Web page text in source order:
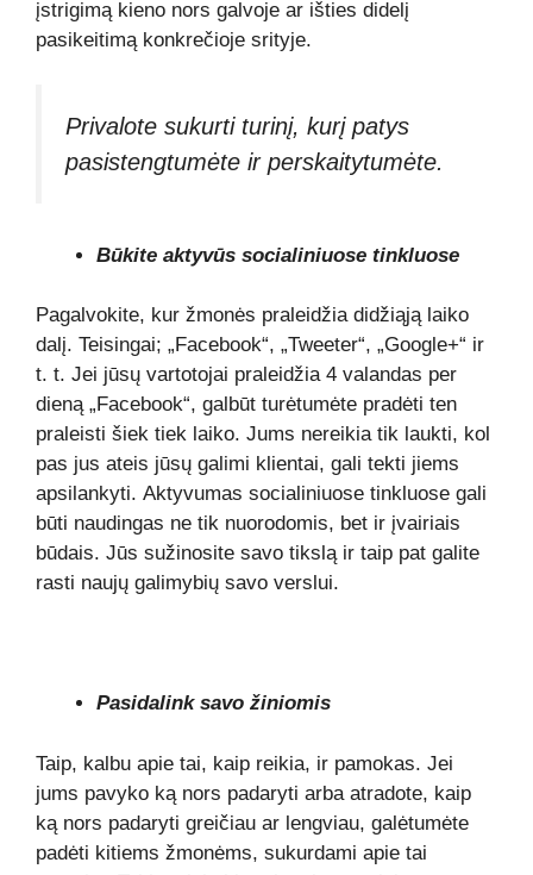
įstrigimą kieno nors galvoje ar išties didelį
pasikeitimą konkrečioje srityje.
Privalote sukurti turinį, kurį patys
pasistengtumėte ir perskaitytumėte.
Būkite aktyvūs socialiniuose tinkluose
Pagalvokite, kur žmonės praleidžia didžiąją laiko
dalį. Teisingai; „Facebook“, „Tweeter“, „Google+“ ir
t. t. Jei jūsų vartotojai praleidžia 4 valandas per
dieną „Facebook“, galbūt turėtumėte pradėti ten
praleisti šiek tiek laiko. Jums nereikia tik laukti, kol
pas jus ateis jūsų galimi klientai, gali tekti jiems
apsilankyti. Aktyvumas socialiniuose tinkluose gali
būti naudingas ne tik nuorodomis, bet ir įvairiais
būdais. Jūs sužinosite savo tikslą ir taip pat galite
rasti naujų galimybių savo verslui.
Pasidalink savo žiniomis
Taip, kalbu apie tai, kaip reikia, ir pamokas. Jei
jums pavyko ką nors padaryti arba atradote, kaip
ką nors padaryti greičiau ar lengviau, galėtumėte
padėti kitiems žmonėms, sukurdami apie tai